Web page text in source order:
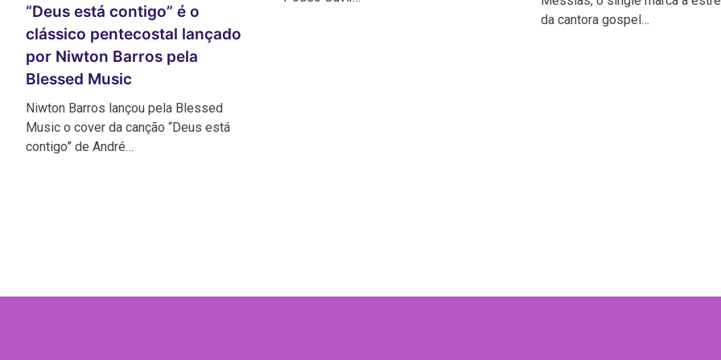
“Deus está contigo” é o
clássico pentecostal lançado
por Niwton Barros pela
Blessed Music
Niwton Barros lançou pela Blessed
Music o cover da canção “Deus está
contigo” de André…
da cantora gospel…